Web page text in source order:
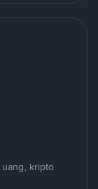
kripto